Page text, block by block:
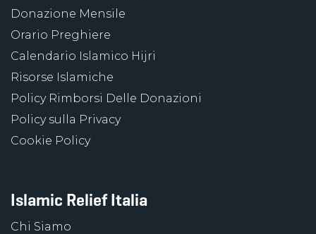
Donazione Mensile
Orario Preghiere
Calendario Islamico Hijri
Risorse Islamiche
Policy Rimborsi Delle Donazioni
Policy sulla Privacy
Cookie Policy
Islamic Relief Italia
Chi Siamo